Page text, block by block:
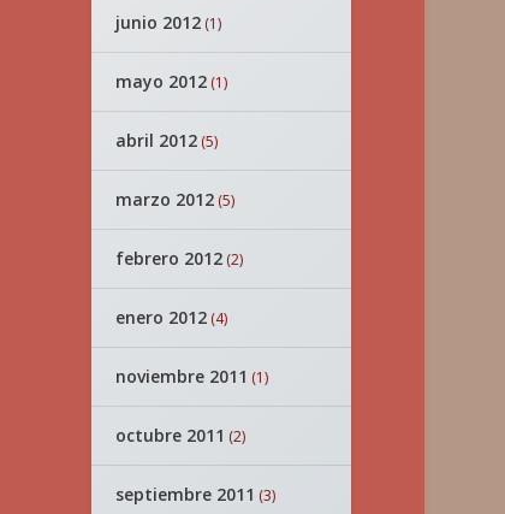
junio 2012(1)
mayo 2012(1)
abril 2012(5)
marzo 2012(5)
febrero 2012(2)
enero 2012(4)
noviembre 2011 (1)
octubre 2011 (2)
septiembre 2011 (3)